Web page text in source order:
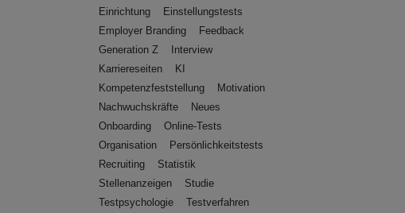
Einrichtung
Einstellungstests
Employer Branding
Feedback
Generation Z
Interview
Karriereseiten
KI
Kompetenzfeststellung
Motivation
Nachwuchskräfte
Neues
Onboarding
Online-Tests
Organisation
Persönlichkeitstests
Recruiting
Statistik
Stellenanzeigen
Studie
Testpsychologie
Testverfahren